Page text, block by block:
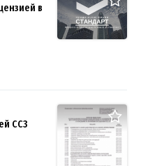
в
СС3